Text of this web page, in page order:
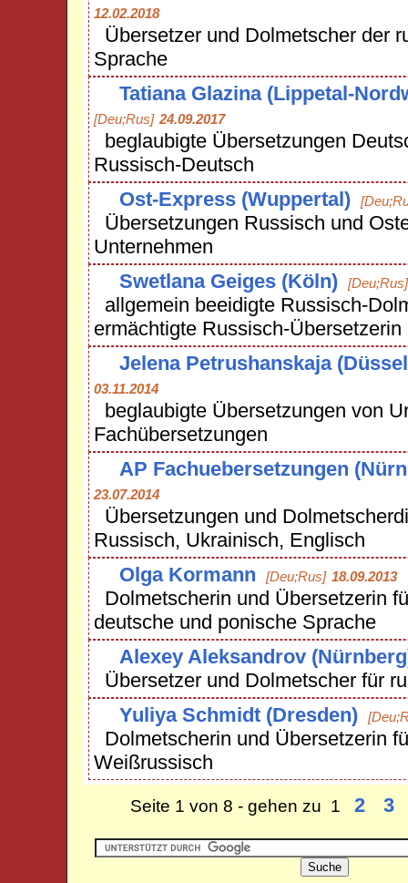
12.02.2018
Übersetzer und Dolmetscher der
Sprache
Tatiana Glazina (Lippetal-
[Deu;Rus] 24.09.2017
beglaubigte Übersetzungen
Russisch-Deutsch
Ost-Express (Wuppertal)
Übersetzungen Russisch und
Unternehmen
Swetlana Geiges (Köln)
[Deu;Rus]
allgemein beeidigte Russisch-
ermächtigte Russisch-Übersetzerin
Jelena Petrushanskaja
03.11.2014
beglaubigte Übersetzungen von
Fachübersetzungen
AP Fachuebersetzungen
23.07.2014
Übersetzungen und
Russisch, Ukrainisch, Englisch
Olga Kormann
[Deu;Rus] 18.09.2013
Dolmetscherin und Übersetzerin
deutsche und ponische Sprache
Alexey Aleksandrov
Übersetzer und Dolmetscher für
Yuliya Schmidt (Dresden)
Dolmetscherin und Übersetzerin
Weißrussisch
Seite 1 von 8 - gehen zu 1 2 3